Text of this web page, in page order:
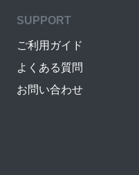
SUPPORT
ご利用ガイド
よくある質問
お問い合わせ